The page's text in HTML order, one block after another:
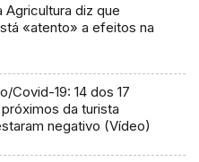
Agricultura diz que
«atento» a efeitos na
Covid-19: 14 dos 17
da turista
negativo (Vídeo)